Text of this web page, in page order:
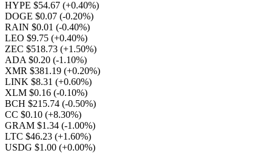
HYPE $54.67 (+0.40%)
DOGE $0.07 (-0.20%)
RAIN $0.01 (-0.40%)
LEO $9.75 (+0.40%)
ZEC $518.73 (+1.50%)
ADA $0.20 (-1.10%)
XMR $381.19 (+0.20%)
LINK $8.31 (+0.60%)
XLM $0.16 (-0.10%)
BCH $215.74 (-0.50%)
CC $0.10 (+8.30%)
GRAM $1.34 (-1.00%)
LTC $46.23 (+1.60%)
USDG $1.00 (+0.00%)